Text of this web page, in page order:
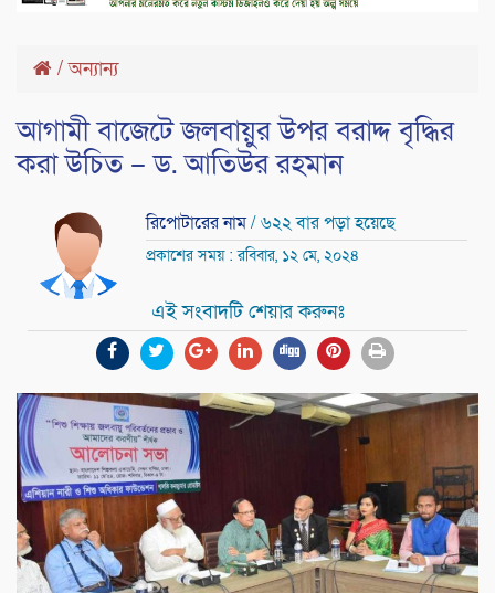
/অন্যান্য
আগামী বাজেটে জলবায়ুর উপর বরাদ্দ বৃদ্ধির
করা উচিত – ড. আতিউর রহমান
রিপোটারের নাম/ ৬২২ বার পড়া হয়েছে
প্রকাশের সময় : রবিবার, ১২ মে, ২০২৪
এই সংবাদটি শেয়ার করুনঃ